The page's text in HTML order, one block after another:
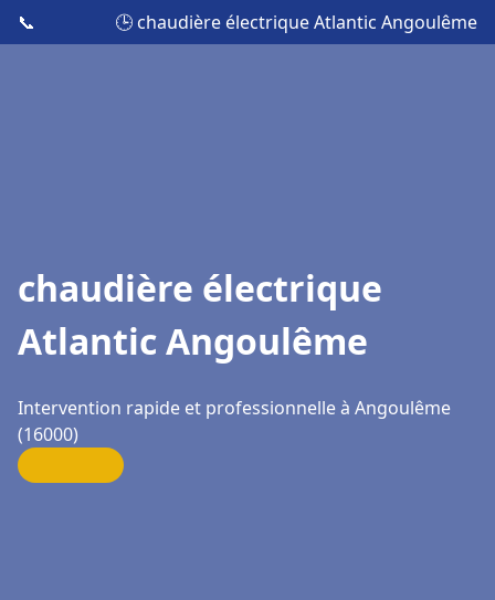
📞 🕒 chaudière électrique Atlantic Angoulême
chaudière électrique
Atlantic Angoulême
Intervention rapide et professionnelle à Angoulême
(16000)